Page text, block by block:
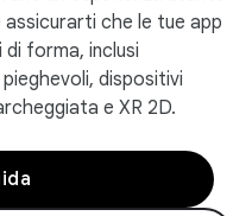
che le tue app
forma, inclusi
dispositivi
e XR 2D.